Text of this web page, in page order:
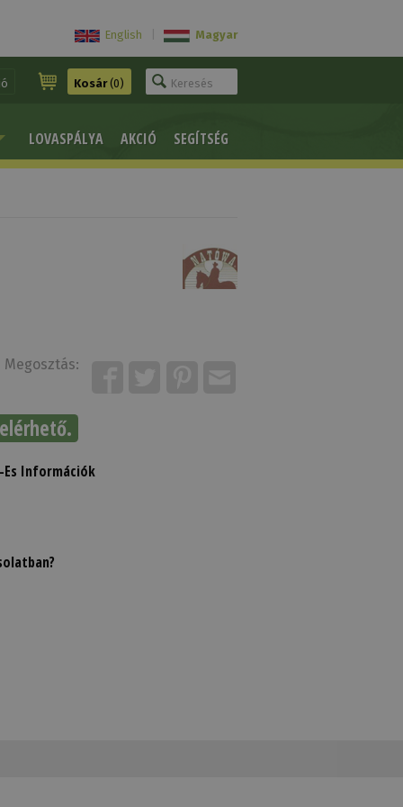
English Magyar
Kosár(0)
LOVASPÁLYA AKCIÓ SEGÍTSÉG
Megosztás:
Es Információk